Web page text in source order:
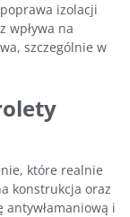
izolacji
wpływa na
szczególnie w
które realnie
konstrukcja oraz
antywłamaniową i